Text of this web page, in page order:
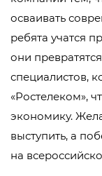
осваивать
ребята учатся
они
специалистов,
«Ростелеком»,
экономику.
выступить, а
на